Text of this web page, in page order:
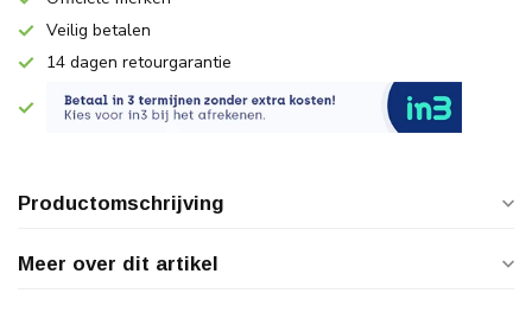
Veilig betalen
14 dagen retourgarantie
Productomschrijving
Meer over dit artikel